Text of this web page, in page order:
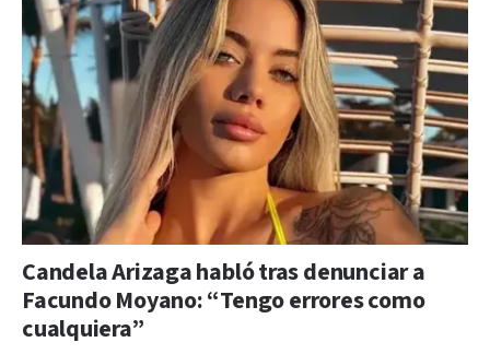
Candela Arizaga habló tras denunciar a
Facundo Moyano: “Tengo errores como
cualquiera”